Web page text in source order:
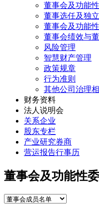
董事会及功能
董事选任及独
董事会及功能
董事会绩效与
风险管理
智慧财产管理
政策规章
行为准则
其他公司治理
财务资料
法人说明会
关系企业
股东专栏
产业研究券商
营运报告行事历
董事会及功能性